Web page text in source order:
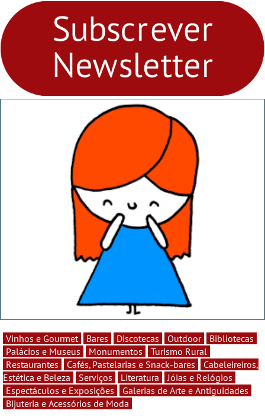
fores - Atelier de Educação
Ambiental nos
“Dominguinhos” de 23 de
Vinhos e Gourmet Bares Discotecas Outdoor
Bibliotecas
Palácios e Museus
Monumentos
Turismo Rural
Restaurantes
Cafés, Pastelarias e Snack-bares
Cabeleireiros,
Estética e Beleza
Serviços Literatura
Jóias e Relógios
Espectáculos e Exposições
Galerias de Arte e Antiguidades
Bijuteria e Acessórios de Moda